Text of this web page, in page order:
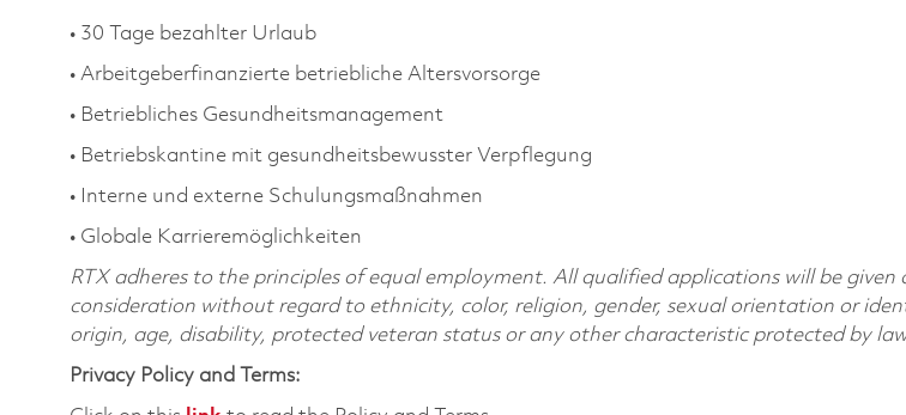
• 30 Tage bezahlter Urlaub
• Arbeitgeberfinanzierte betriebliche Altersvorsorge
• Betriebliches Gesundheitsmanagement
• Betriebskantine mit gesundheitsbewusster Verpflegung
• Interne und externe Schulungsmaßnahmen
• Globale Karrieremöglichkeiten
RTX adheres to the principles of equal employment. All qualified applications will be given
consideration without regard to ethnicity, color, religion, gender, sexual orientation or
origin, age, disability, protected veteran status or any other characteristic protected by
Privacy Policy and Terms: